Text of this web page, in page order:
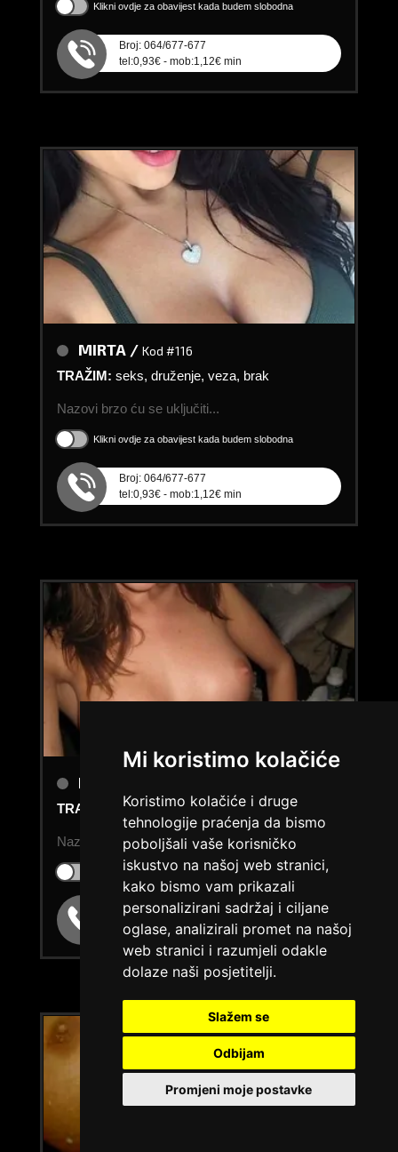
Mi koristimo kolačiće
Koristimo kolačiće i druge
tehnologije praćenja da bismo
poboljšali vaše korisničko
iskustvo na našoj web stranici,
kako bismo vam prikazali
personalizirani sadržaj i ciljane
oglase, analizirali promet na našoj
web stranici i razumjeli odakle
dolaze naši posjetitelji.
Slažem se
Odbijam
Promjeni moje postavke
Klikni ovdje za obavijest kada budem slobodna
Broj: 064/677-677
tel:0,93€ - mob:1,12€ min
MIRTA / Kod #116
TRAŽIM: seks, druženje, veza, brak
Nazovi brzo ću se uključiti...
Klikni ovdje za obavijest kada budem slobodna
Broj: 064/677-677
tel:0,93€ - mob:1,12€ min
DARIA /
TRAŽIM:
avantura, razgovori, seks, veza
Nazovi brzo ću se uključiti...
Klikni ovdje za obavijest kada budem slobodna
Broj: 064/677-677
tel:0,93€ - mob:1,12€ min